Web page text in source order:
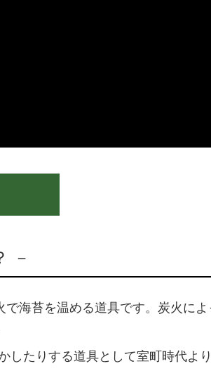
－
で海苔を温める道具です。炭火に
したりする道具として室町時代よ